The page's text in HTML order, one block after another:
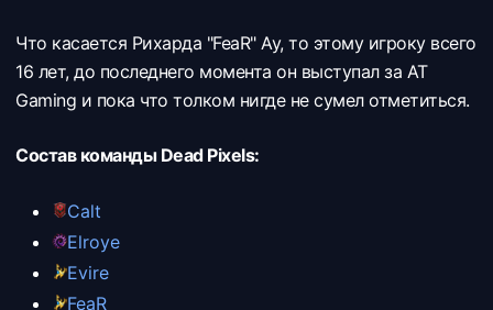
Что касается Рихарда "FeaR" Ау, то этому игроку всего
16 лет, до последнего момента он выступал за AT
Gaming и пока что толком нигде не сумел отметиться.
Состав команды Dead Pixels:
Calt
Elroye
Evire
FeaR